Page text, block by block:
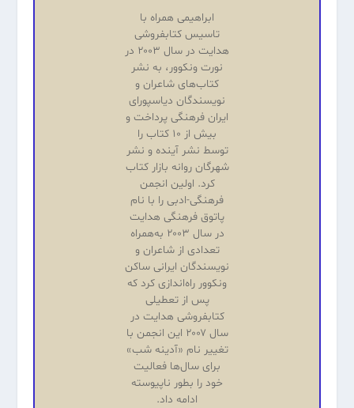
ابراهیمی همراه با
تاسیس کتابفروشی
هدایت در سال ۲۰۰۳ در
نورت ونکوور، به نشر
کتاب‌های شاعران و
نویسندگان دیاسپورای
ایران فرهنگی پرداخت و
بیش از ۱۰ کتاب را
توسط نشر آینده و نشر
شهرگان روانه بازار کتاب
کرد. اولین انجمن
فرهنگی-ادبی را با نام
پاتوق فرهنگی هدایت
در سال ۲۰۰۳ به‌همراه
تعدادی از شاعران و
نویسندگان ایرانی ساکن
ونکوور راه‌اندازی کرد که
پس از تعطیلی
کتابفروشی هدایت در
سال ۲۰۰۷ این انجمن با
تغییر نام «آدینه‌ شب»
برای سال‌ها فعالیت
خود را بطور ناپیوسته
ادامه داد.